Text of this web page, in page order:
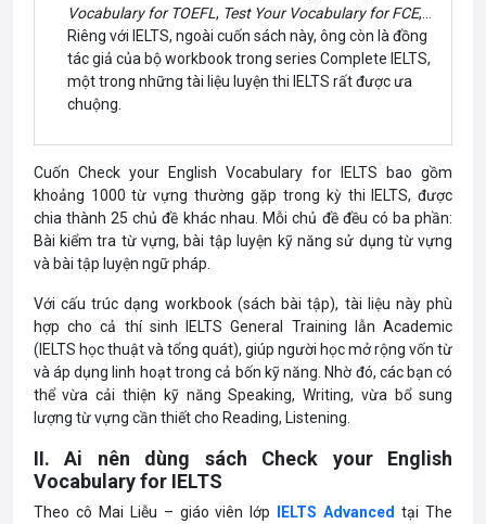
Vocabulary for TOEFL, Test Your Vocabulary for FCE,…
Riêng với IELTS, ngoài cuốn sách này, ông còn là đồng
tác giả của bộ workbook trong series Complete IELTS,
một trong những tài liệu luyện thi IELTS rất được ưa
chuộng.
Cuốn Check your English Vocabulary for IELTS bao gồm
khoảng 1000 từ vựng thường gặp trong kỳ thi IELTS, được
chia thành 25 chủ đề khác nhau. Mỗi chủ đề đều có ba phần:
Bài kiểm tra từ vựng, bài tập luyện kỹ năng sử dụng từ vựng
và bài tập luyện ngữ pháp.
Với cấu trúc dạng workbook (sách bài tập), tài liệu này phù
hợp cho cả thí sinh IELTS General Training lẫn Academic
(IELTS học thuật và tổng quát), giúp người học mở rộng vốn từ
và áp dụng linh hoạt trong cả bốn kỹ năng. Nhờ đó, các bạn có
thể vừa cải thiện kỹ năng Speaking, Writing, vừa bổ sung
lượng từ vựng cần thiết cho Reading, Listening.
II. Ai nên dùng sách Check your English
Vocabulary for IELTS
Theo cô Mai Liễu – giáo viên lớp IELTS Advanced tại The